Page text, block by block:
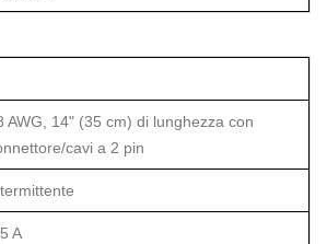
AWG, 14" (35 cm) di lunghezza con
cavi a 2 pin
A